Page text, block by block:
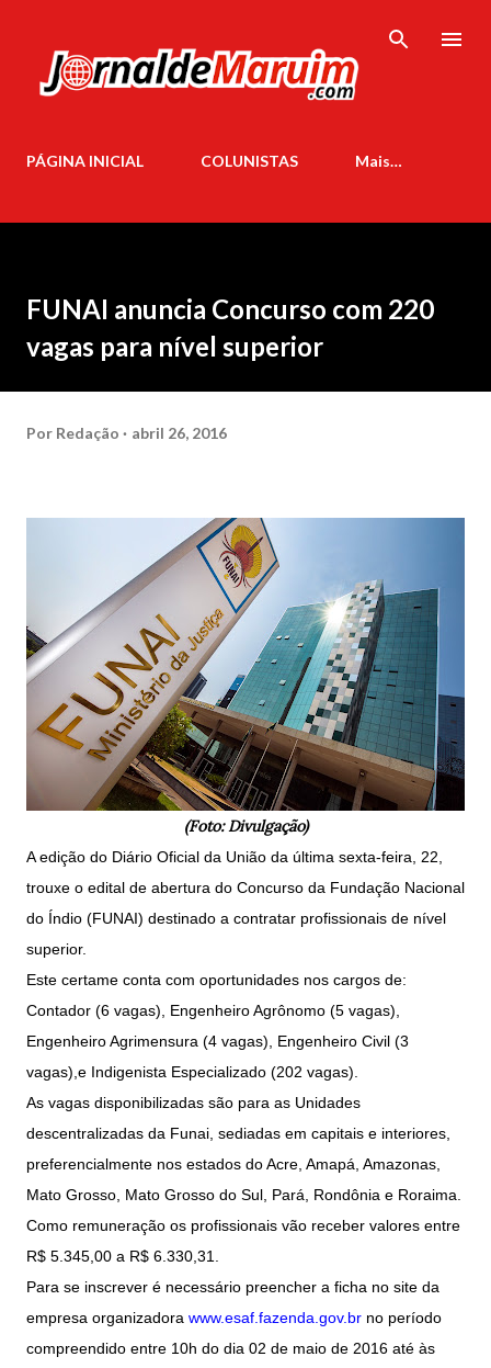
PÁGINA INICIAL COLUNISTAS Mais…
FUNAI anuncia Concurso com 220
vagas para nível superior
Por Redação abril 26, 2016
(Foto: Divulgação)
A edição do Diário Oficial da União da última sexta-feira, 22,
trouxe o edital de abertura do Concurso da Fundação Nacional
do Índio (FUNAI) destinado a contratar profissionais de nível
superior.
Este certame conta com oportunidades nos cargos de:
Contador (6 vagas), Engenheiro Agrônomo (5 vagas),
Engenheiro Agrimensura (4 vagas), Engenheiro Civil (3
vagas),e Indigenista Especializado (202 vagas).
As vagas disponibilizadas são para as Unidades
descentralizadas da Funai, sediadas em capitais e interiores,
preferencialmente nos estados do Acre, Amapá, Amazonas,
Mato Grosso, Mato Grosso do Sul, Pará, Rondônia e Roraima.
Como remuneração os profissionais vão receber valores entre
R$ 5.345,00 a R$ 6.330,31.
Para se inscrever é necessário preencher a ficha no site da
empresa organizadora www.esaf.fazenda.gov.br no período
compreendido entre 10h do dia 02 de maio de 2016 até às